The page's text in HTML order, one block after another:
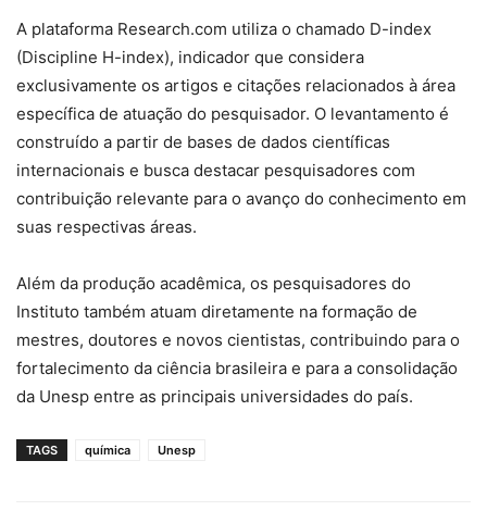
A plataforma Research.com utiliza o chamado D-index
(Discipline H-index), indicador que considera
exclusivamente os artigos e citações relacionados à área
específica de atuação do pesquisador. O levantamento é
construído a partir de bases de dados científicas
internacionais e busca destacar pesquisadores com
contribuição relevante para o avanço do conhecimento em
suas respectivas áreas.
Além da produção acadêmica, os pesquisadores do
Instituto também atuam diretamente na formação de
mestres, doutores e novos cientistas, contribuindo para o
fortalecimento da ciência brasileira e para a consolidação
da Unesp entre as principais universidades do país.
TAGS química Unesp